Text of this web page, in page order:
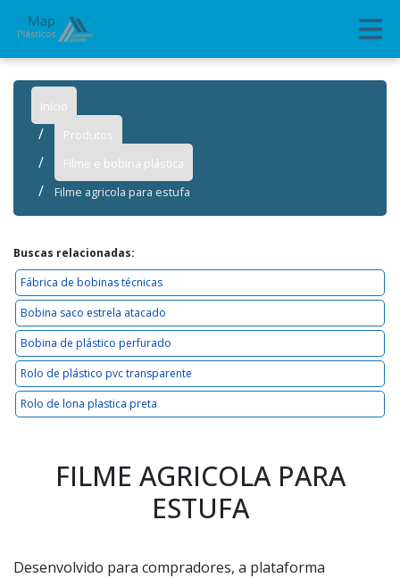
Início
Produtos
Filme e bobina plástica
Filme agricola para estufa
Buscas relacionadas:
Fábrica de bobinas técnicas
Bobina saco estrela atacado
Bobina de plástico perfurado
Rolo de plástico pvc transparente
Rolo de lona plastica preta
FILME AGRICOLA PARA
ESTUFA
Desenvolvido para compradores, a plataforma